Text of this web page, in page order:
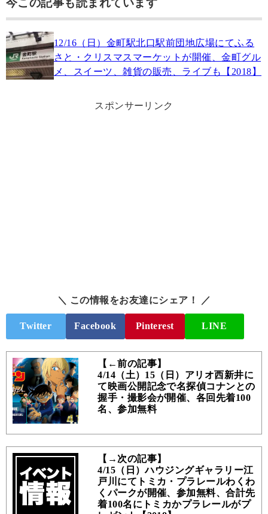
今この記事も読まれています
12/16（日）金町駅北口駅前団地広場にてふる
さと・クリスマスマーケットが開催、金町グル
メ、スイーツ、雑貨の販売、ライブも【2018】
スポンサーリンク
＼ この情報をお友達にシェア！ ／
Twitter Facebook Pinterest LINE
【←前の記事】
4/14（土）15（日）アリオ西新井に
て映画公開記念で名探偵コナンとの
握手・撮影会が開催、各回先着100
名、参加無料
【→次の記事】
4/15（日）ハウジングギャラリー江
戸川にてトミカ・プラレールわくわ
くパークが開催、参加無料、合計先
着100名にトミカかプラレールがプ